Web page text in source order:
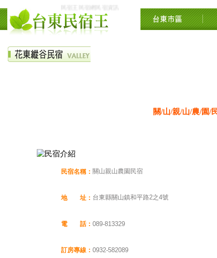
民宿王民宿網民宿資訊網台東花東花蓮綠島民宿住宿旅遊景
關/山/親/山/農/園/
民宿名稱： 關山親山農園民宿
地 址： 台東縣關山鎮和平路2之4號
電 話： 089-813329
訂房專線： 0932-582089